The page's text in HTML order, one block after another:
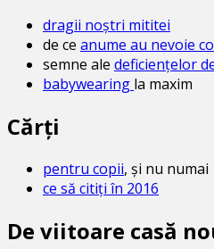
dragii noștri mititei
de ce anume au nevoie
semne ale deficiențelor
babywearing la maxim
Cărți
pentru copii, și nu numai
ce să citiți în 2016
De viitoare casă